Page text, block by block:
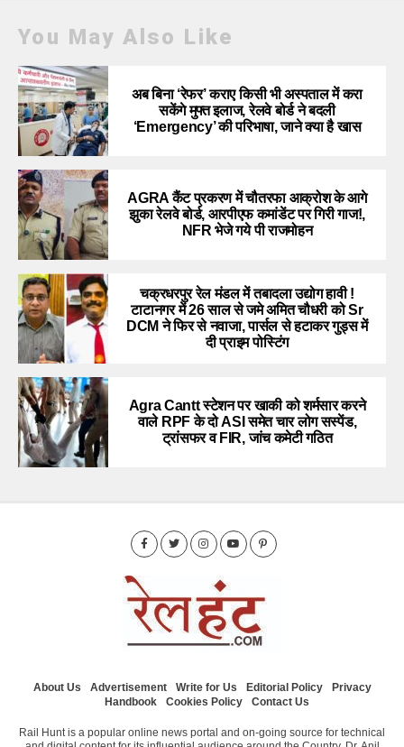
You May Also Like
अब बिना ‘रेफर’ कराए किसी भी अस्पताल में करा
सकेंगे मुफ्त इलाज, रेलवे बोर्ड ने बदली
‘Emergency’ की परिभाषा, जाने क्या है खास
AGRA कैंट प्रकरण में चौतरफा आक्रोश के आगे
झुका रेलवे बोर्ड, आरपीएफ कमांडेंट पर गिरी गाज!,
NFR भेजे गये पी राजमोहन
चक्रधरपुर रेल मंडल में तबादला उद्योग हावी !
टाटानगर में 26 साल से जमे अमित चौधरी को Sr
DCM ने फिर से नवाजा, पार्सल से हटाकर गुड्स में
दी प्राइम पोस्टिंग
Agra Cantt स्टेशन पर खाकी को शर्मसार करने
वाले RPF के दो ASI समेत चार लोग सस्पेंड,
ट्रांसफर व FIR, जांच कमेटी गठित
About Us Advertisement Write for Us Editorial Policy
Privacy
Handbook
Cookies Policy Contact Us
Rail Hunt is a popular online news portal and on-going source for technical